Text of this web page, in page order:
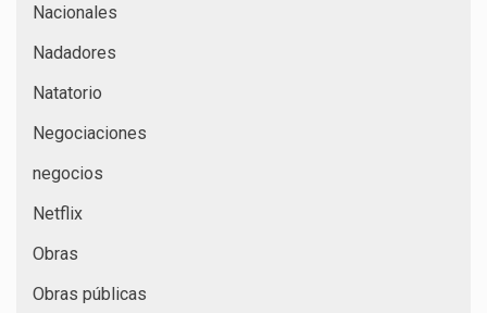
Nacionales
Nadadores
Natatorio
Negociaciones
negocios
Netflix
Obras
Obras públicas